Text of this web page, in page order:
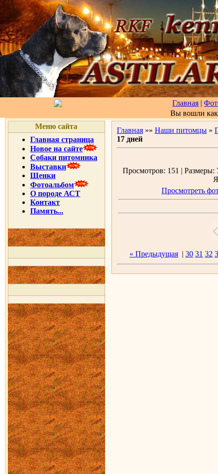
Главная |
Вы вошли
Меню сайта
Главная страница
Новое на сайте
Собаки питомника
Выставки
Щенки
Фотоальбом
О породе АСТ
Контакт
Память...
Главная »» Наши питомцы »
17 дней
Просмотров: 151 | Размеры:
Просмотреть
« Предыдущая | 30 31 32